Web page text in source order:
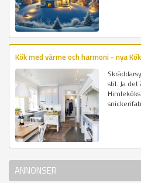
Kök med värme och harmoni - nya
stil. Ja
ANNONSER